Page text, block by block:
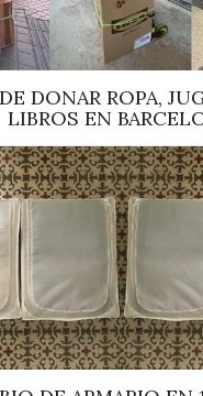
DONAR ROPA,
LIBROS EN